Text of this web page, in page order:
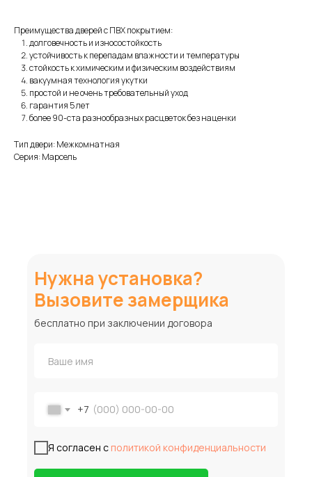
Преимущества дверей с ПВХ покрытием:
долговечность и износостойкость
устойчивость к перепадам влажности и температуры
стойкость к химическим и физическим воздействиям
вакуумная технология укутки
простой и не очень требовательный уход
гарантия 5 лет
более 90-ста разнообразных расцветок без наценки
Тип двери: Межкомнатная
Серия: Марсель
Нужна установка?
Вызовите замерщика
+7
Я согласен с политикой конфиденциальности
бесплатно при заключении договора